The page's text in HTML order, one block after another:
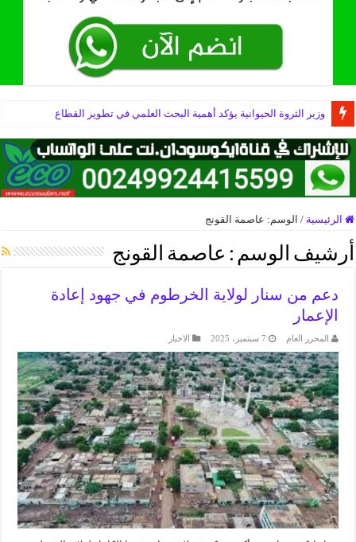
وزير الثروة الحيوانية يؤكد أهمية البحث العلمي في تطوير القطاع
الرئيسية / الوسم: عاصمة القونج
أرشيف الوسم : عاصمة القونج
دعم من سنار لولاية الخرطوم في جهود إعادة
الإعمار
المحرر العام 7 سبتمبر، 2025 الاخبار